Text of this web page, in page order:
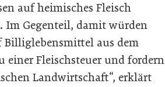
auf heimisches Fleisch
Im Gegenteil, damit würden
aus dem
einer Fleischsteuer und fordern
Landwirtschaft“, erklärt